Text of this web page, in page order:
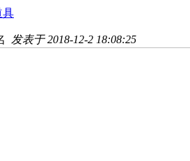
具
发表于 2018-12-2 18:08:25